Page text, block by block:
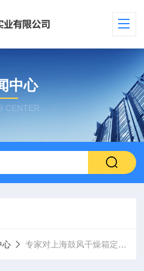
中心
CENTER
心 专家对上海鼓风干燥箱定制的使用见解